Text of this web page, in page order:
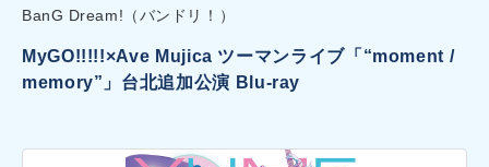
BanG Dream!（バンドリ！）
MyGO!!!!!×Ave Mujica ツーマンライブ「“moment /
memory”」台北追加公演 Blu-ray